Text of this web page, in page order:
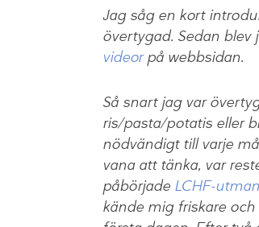
Jag såg en kort
övertygad. Sedan
videorpå webbsidan.
Så snart jag var
ris/pasta/potatis eller
nödvändigt till varje
vana att tänka, var
påbörjade LCHF-
kände mig friskare